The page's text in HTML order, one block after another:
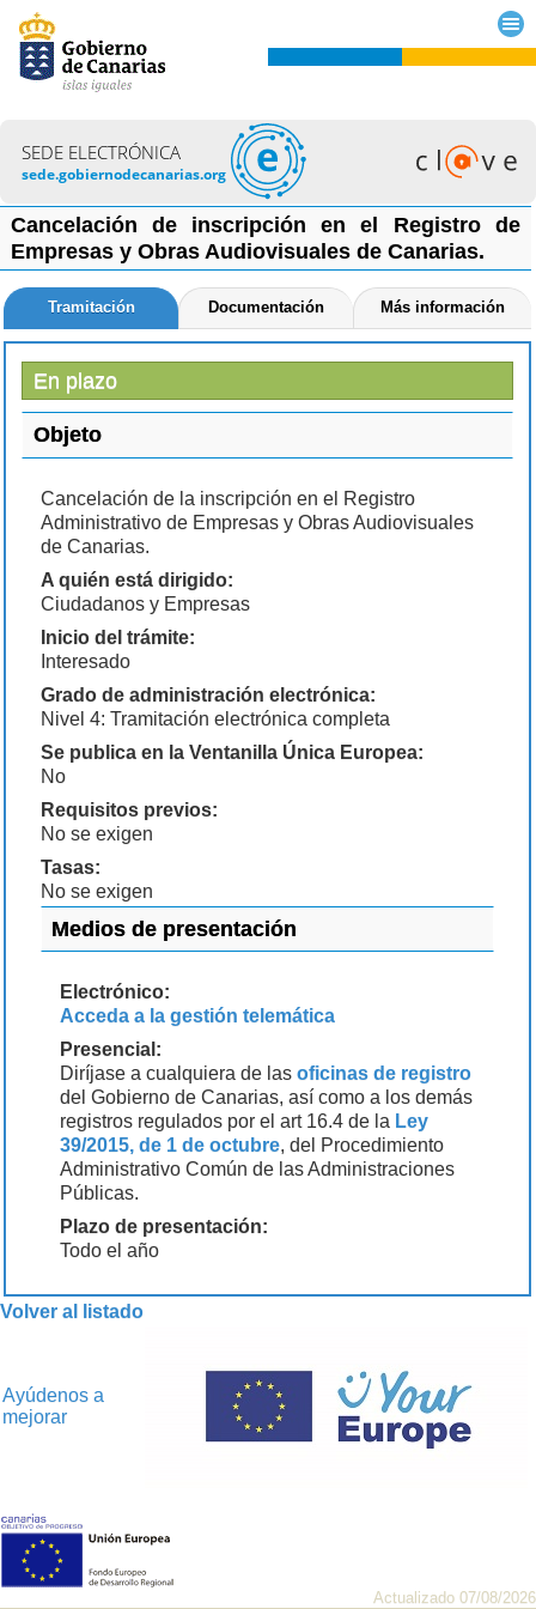
SEDE ELECTRÓNICA
sede.gobiernodecanarias.org
Cancelación de inscripción en el Registro de
Empresas y Obras Audiovisuales de Canarias.
Tramitación Documentación Más información
En plazo
Objeto
Cancelación de la inscripción en el Registro
Administrativo de Empresas y Obras Audiovisuales
de Canarias.
A quién está dirigido:
Ciudadanos y Empresas
Inicio del trámite:
Interesado
Grado de administración electrónica:
Nivel 4: Tramitación electrónica completa
Se publica en la Ventanilla Única Europea:
No
Requisitos previos:
No se exigen
Tasas:
No se exigen
Medios de presentación
Electrónico:
Acceda a la gestión telemática
Presencial:
Diríjase a cualquiera de lasoficinas de registro
del Gobierno de Canarias, así como a los demás
registros regulados por el art 16.4 de la Ley
39/2015, de 1 de octubre, del Procedimiento
Administrativo Común de las Administraciones
Públicas.
Plazo de presentación:
Todo el año
Volver al listado
Ayúdenos a
mejorar
Actualizado 07/08/2026